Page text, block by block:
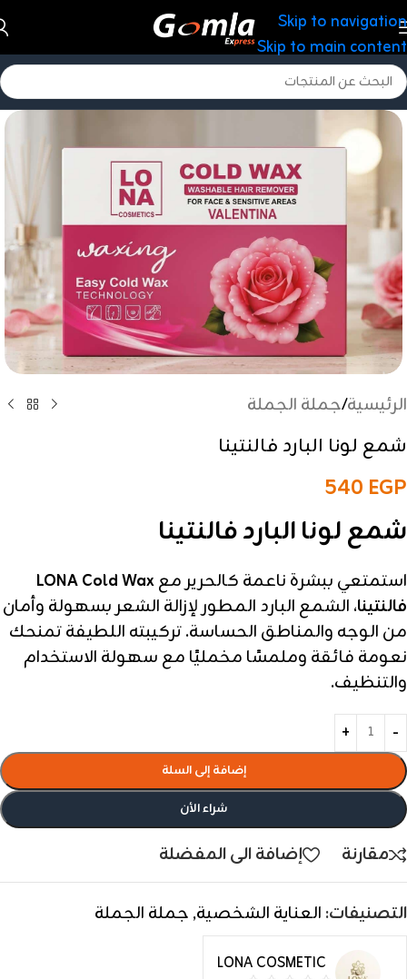
Skip to navigation
Skip to main content
الرئيسية/جملة الجملة
شمع لونا البارد فالنتينا
540 EGP
شمع لونا البارد فالنتينا
استمتعي ببشرة ناعمة كالحرير معLONA Cold Wax
فالنتينا، الشمع البارد المطور لإزالة الشعر بسهولة وأمان
من الوجه والمناطق الحساسة. تركيبته اللطيفة تمنحك
نعومة فائقة وملمسًا مخمليًا مع سهولة الاستخدام
والتنظيف.
إضافة إلى السلة
شراء الأن
مقارنة إضافة الى المفضلة
التصنيفات: العناية الشخصية, جملة الجملة
LONA COSMETIC